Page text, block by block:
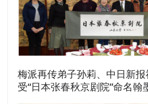
梅派再传弟子孙莉、中日新
受“日本张春秋京剧院”命名翰